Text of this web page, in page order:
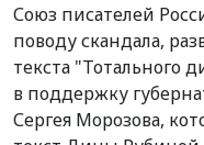
Союз писателей
поводу скандала,
текста "Тотального
в поддержку
Сергея Морозова,